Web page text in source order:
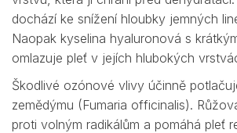
dochází ke snížení hloubky jemných
Naopak kyselina hyaluronová s
omlazuje pleť v jejích hlubokých
Škodlivé ozónové vlivy účinně
zemědýmu (Fumaria officinalis).
proti volným radikálům a pomáhá pleť